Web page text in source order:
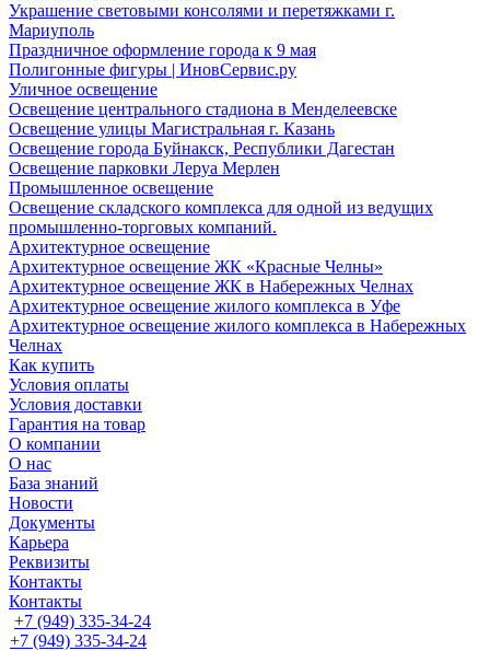
Украшение световыми консолями и перетяжками г.
Мариуполь
Праздничное оформление города к 9 мая
Полигонные фигуры | ИновСервис.ру
Уличное освещение
Освещение центрального стадиона в Менделеевске
Освещение улицы Магистральная г. Казань
Освещение города Буйнакск, Республики Дагестан
Освещение парковки Леруа Мерлен
Промышленное освещение
Освещение складского комплекса для одной из ведущих
промышленно-торговых компаний.
Архитектурное освещение
Архитектурное освещение ЖК «Красные Челны»
Архитектурное освещение ЖК в Набережных Челнах
Архитектурное освещение жилого комплекса в Уфе
Архитектурное освещение жилого комплекса в Набережных
Челнах
Как купить
Условия оплаты
Условия доставки
Гарантия на товар
О компании
О нас
База знаний
Новости
Документы
Карьера
Реквизиты
Контакты
Контакты
+7 (949) 335-34-24
+7 (949) 335-34-24